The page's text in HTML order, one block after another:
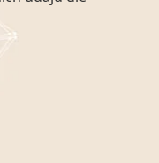
souladu se
znění výslovně
veškerých
prostřednictvím
05892481. Tyto
s.r.o., IČO: